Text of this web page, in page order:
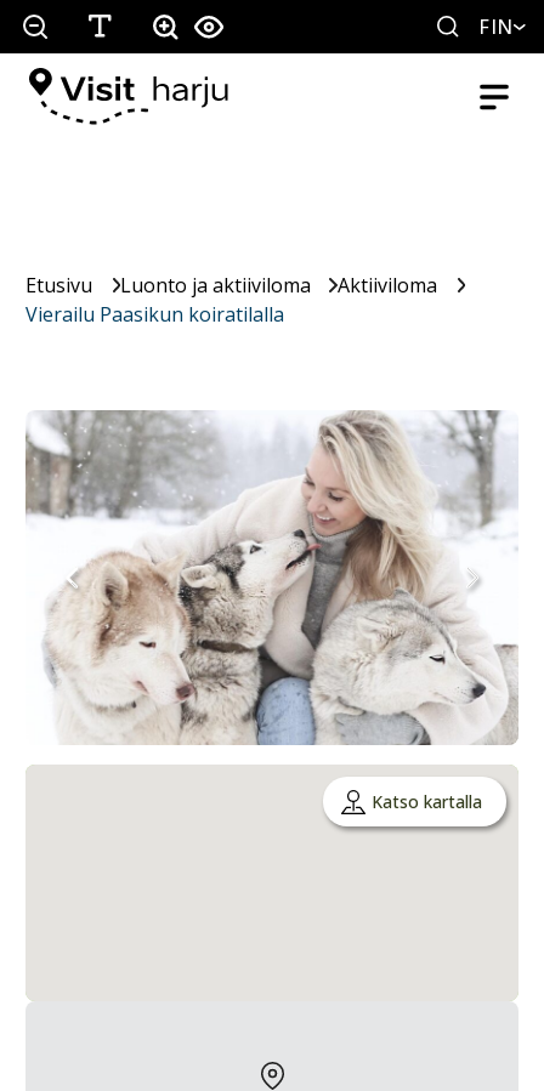
FIN
Etusivu Luonto ja aktiiviloma
Aktiiviloma
Vierailu Paasikun koiratilalla
Katso kartalla